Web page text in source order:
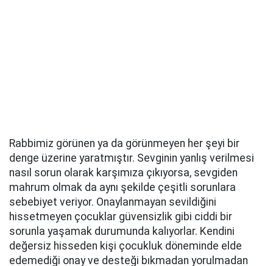
Rabbimiz görünen ya da görünmeyen her şeyi bir
denge üzerine yaratmıştır. Sevginin yanlış verilmesi
nasıl sorun olarak karşımıza çıkıyorsa, sevgiden
mahrum olmak da aynı şekilde çeşitli sorunlara
sebebiyet veriyor. Onaylanmayan sevildiğini
hissetmeyen çocuklar güvensizlik gibi ciddi bir
sorunla yaşamak durumunda kalıyorlar. Kendini
değersiz hisseden kişi çocukluk döneminde elde
edemediği onay ve desteği bıkmadan yorulmadan